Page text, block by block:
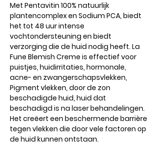
Met Pentavitin 100% natuurlijk
plantencomplex en Sodium PCA, biedt
het tot 48 uur intense
vochtondersteuning en biedt
verzorging die de huid nodig heeft. La
Fune Blemish Creme is effectief voor
puistjes, huidirritaties, hormonale,
acne- en zwangerschapsvlekken,
Pigment vlekken, door de zon
beschadigde huid, huid dat
beschadigd is na laser behandelingen.
Het creëert een beschermende barrière
tegen vlekken die door vele factoren op
de huid kunnen ontstaan.